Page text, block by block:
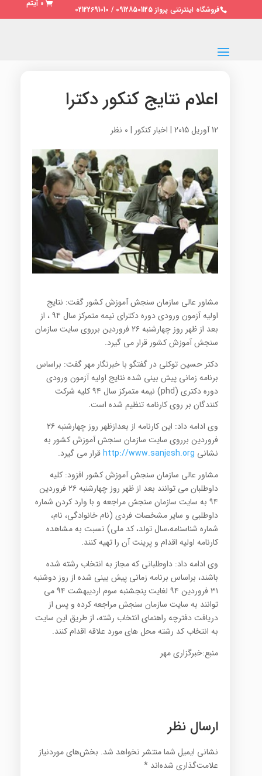
فروشگاه اینترنتی پرواز 09128501125 / 02122691010
0 آیتم
اعلام نتایج کنکور دکترا
12 آوریل 2015 | اخبار کنکور | 0 نظر
مشاور عالی سازمان سنجش آموزش کشور گفت: نتایج
اولیه آزمون ورودی دوره دکترای نیمه متمرکز سال ۹۴ ، از
بعد از ظهر روز چهارشنبه ۲۶ فروردین برروی سایت سازمان
سنجش آموزش کشور قرار می گیرد.
دکتر حسین توکلی در گفتگو با خبرنگار مهر گفت: براساس
برنامه زمانی پیش بینی شده نتایج اولیه آزمون ورودی
دوره دکتری (phd) نیمه متمرکز سال ۹۴ کلیه شرکت
کنندگان بر روی کارنامه تنظیم شده است.
وی ادامه داد: این کارنامه از بعدازظهر روز چهارشنبه ۲۶
فروردین برروی سایت سازمان سنجش آموزش کشور به
نشانی http://www.sanjesh.orgقرار می گیرد.
مشاور عالی سازمان سنجش آموزش کشور افزود: کلیه
داوطلبان می توانند بعد از ظهر روز چهارشنبه ۲۶ فروردین
۹۴ به سایت سازمان سنجش مراجعه و با وارد کردن شماره
داوطلبی و سایر مشخصات فردی (نام خانوادگی، نام،
شماره شناسنامه،سال تولد، کد ملی) نسبت به مشاهده
کارنامه اولیه اقدام و پرینت آن را تهیه کنند.
وی ادامه داد: داوطلبانی که مجاز به انتخاب رشته شده
باشند، براساس برنامه زمانی پیش بینی شده از روز دوشنبه
۳۱ فروردین ۹۴ لغایت پنجشنبه سوم اردیبهشت ۹۴ می
توانند به سایت سازمان سنجش مراجعه کرده و پس از
دریافت دفترچه راهنمای انتخاب رشته، از طریق این سایت
به انتخاب کد رشته محل های مورد علاقه اقدام کنند.
منبع:خبرگزاری مهر
ارسال نظر
نشانی ایمیل شما منتشر نخواهد شد. بخش‌های موردنیاز
علامت‌گذاری شده‌اند *